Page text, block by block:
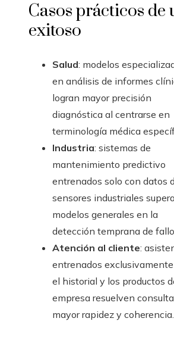
Casos prácticos de
exitoso
Salud: modelos
en análisis de informes
logran mayor precisión
diagnóstica al centrarse en
terminología médica
Industria: sistemas de
mantenimiento predictivo
entrenados solo con datos
sensores industriales
modelos generales en la
detección temprana de
Atención al cliente:
entrenados
el historial y los productos
empresa resuelven
mayor rapidez y coherencia.